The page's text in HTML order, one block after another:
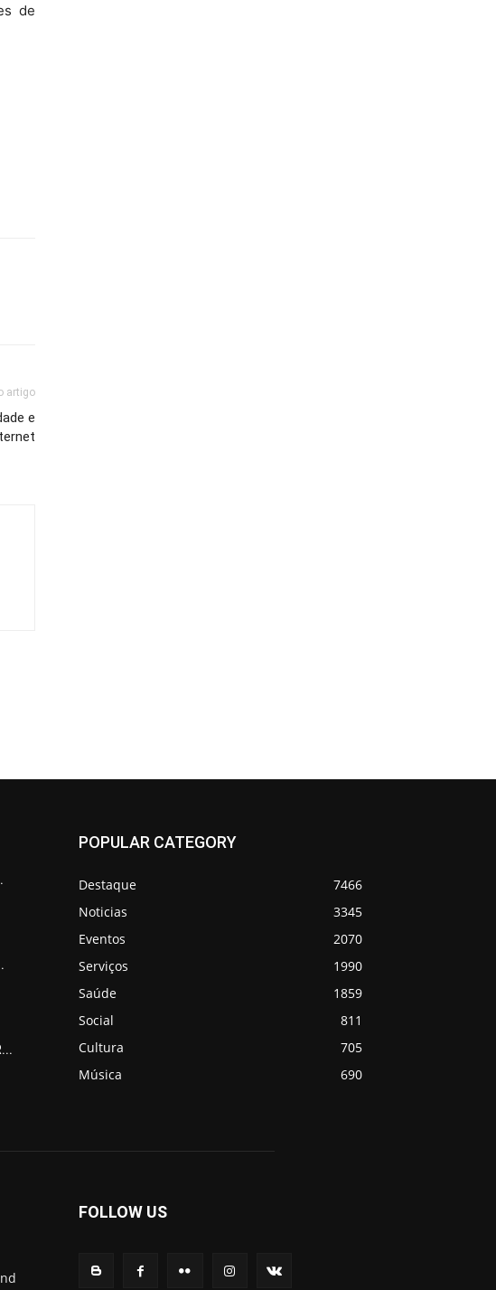
de
artigo
e
POPULAR CATEGORY
Destaque
7466
Noticias
3345
Eventos
2070
Serviços
1990
Saúde
1859
Social
811
Cultura
705
Música
690
FOLLOW US